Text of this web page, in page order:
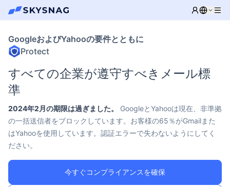
GoogleおよびYahooの要件とともに
Protect
すべての企業が遵守すべきメール標
準
2024年2月の期限は過ぎました。
GoogleとYahooは現在、非準拠
の一括送信者をブロックしています。お客様の65％がGmailまた
はYahooを使用しています。認証エラーで失わないようにしてく
ださい。
今すぐコンプライアンスを確保